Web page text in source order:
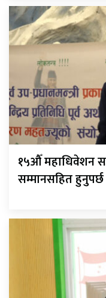
१५औँ महाधिवेशन
सम्मानसहित